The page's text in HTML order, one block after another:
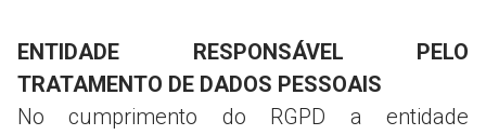
ENTIDADE RESPONSÁVEL PELO
TRATAMENTO DE DADOS PESSOAIS
No cumprimento do RGPD a entidade